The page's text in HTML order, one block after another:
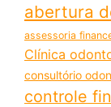
abertura
assessoria
Clínica
consultório
controle